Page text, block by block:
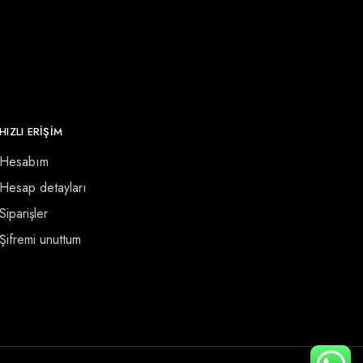
HIZLI ERİŞİM
Hesabım
Hesap detayları
Siparişler
Şifremi unuttum